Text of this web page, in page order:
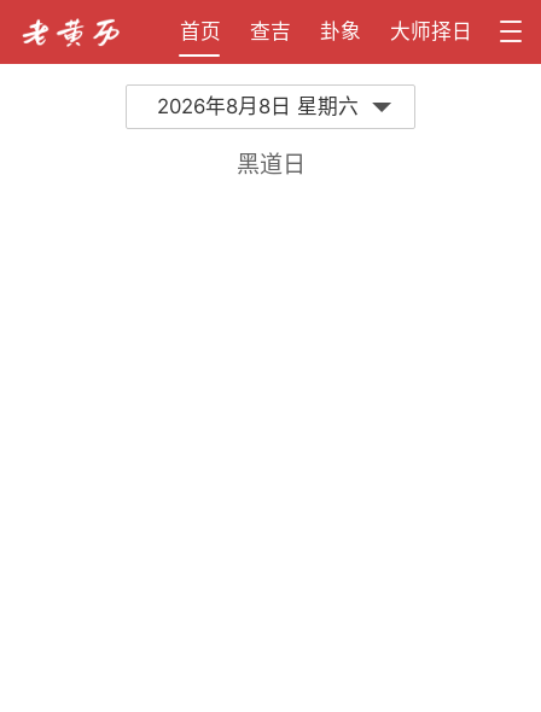
首页 查吉 卦象 大师择日
2026年8月8日 星期六
黑道日